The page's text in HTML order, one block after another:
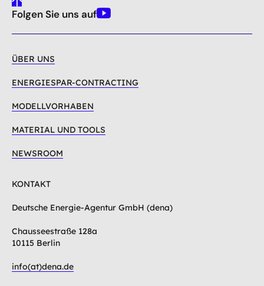
gehe
nach
Folgen Sie uns aufYoutube
ÜBER UNS
ENERGIESPAR-CONTRACTING
MODELLVORHABEN
MATERIAL UND TOOLS
NEWSROOM
KONTAKT
Deutsche Energie-Agentur GmbH (dena)
Chausseestraße 128a
10115 Berlin
info(at)dena.de